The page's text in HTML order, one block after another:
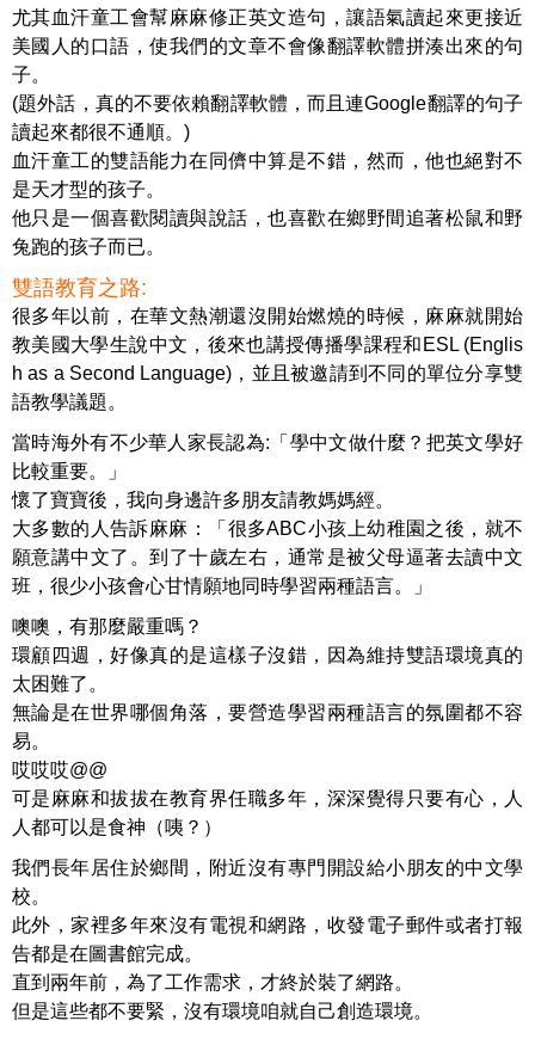
尤其血汗童工會幫麻麻修正英文造句，讓語氣讀起來更接近
美國人的口語，使我們的文章不會像翻譯軟體拼湊出來的句
子。
(題外話，真的不要依賴翻譯軟體，而且連Google翻譯的句子
讀起來都很不通順。)
血汗童工的雙語能力在同儕中算是不錯，然而，他也絕對不
是天才型的孩子。
他只是一個喜歡閱讀與說話，也喜歡在鄉野間追著松鼠和野
兔跑的孩子而已。
雙語教育之路:
很多年以前，在華文熱潮還沒開始燃燒的時候，麻麻就開始
教美國大學生說中文，後來也講授傳播學課程和ESL (Englis
h as a Second Language)，並且被邀請到不同的單位分享雙
語教學議題。
當時海外有不少華人家長認為:「學中文做什麼？把英文學好
比較重要。」
懷了寶寶後，我向身邊許多朋友請教媽媽經。
大多數的人告訴麻麻：「很多ABC小孩上幼稚園之後，就不
願意講中文了。到了十歲左右，通常是被父母逼著去讀中文
班，很少小孩會心甘情願地同時學習兩種語言。」
噢噢，有那麼嚴重嗎？
環顧四週，好像真的是這樣子沒錯，因為維持雙語環境真的
太困難了。
無論是在世界哪個角落，要營造學習兩種語言的氛圍都不容
易。
哎哎哎@@
可是麻麻和拔拔在教育界任職多年，深深覺得只要有心，人
人都可以是食神（咦？）
我們長年居住於鄉間，附近沒有專門開設給小朋友的中文學
校。
此外，家裡多年來沒有電視和網路，收發電子郵件或者打報
告都是在圖書館完成。
直到兩年前，為了工作需求，才終於裝了網路。
但是這些都不要緊，沒有環境咱就自己創造環境。